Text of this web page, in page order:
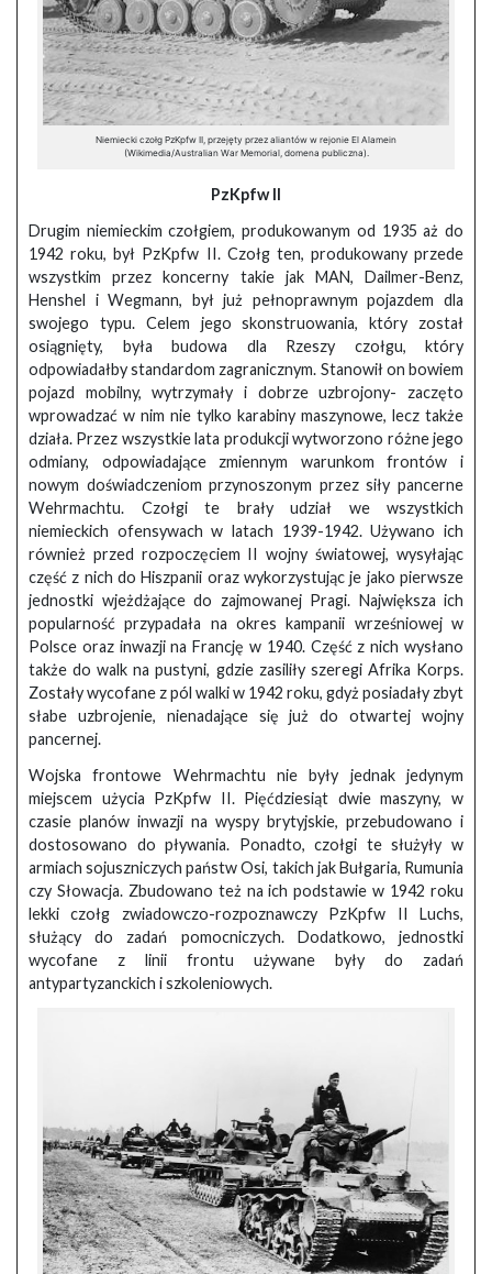
Niemiecki czołg PzKpfw II, przejęty przez aliantów w rejonie El Alamein
(Wikimedia/Australian War Memorial, domena publiczna).
PzKpfw II
Drugim niemieckim czołgiem, produkowanym od 1935 aż do
1942 roku, był PzKpfw II. Czołg ten, produkowany przede
wszystkim przez koncerny takie jak MAN, Dailmer-Benz,
Henshel i Wegmann, był już pełnoprawnym pojazdem dla
swojego typu. Celem jego skonstruowania, który został
osiągnięty, była budowa dla Rzeszy czołgu, który
odpowiadałby standardom zagranicznym. Stanowił on bowiem
pojazd mobilny, wytrzymały i dobrze uzbrojony- zaczęto
wprowadzać w nim nie tylko karabiny maszynowe, lecz także
działa. Przez wszystkie lata produkcji wytworzono różne jego
odmiany, odpowiadające zmiennym warunkom frontów i
nowym doświadczeniom przynoszonym przez siły pancerne
Wehrmachtu. Czołgi te brały udział we wszystkich
niemieckich ofensywach w latach 1939-1942. Używano ich
również przed rozpoczęciem II wojny światowej, wysyłając
część z nich do Hiszpanii oraz wykorzystując je jako pierwsze
jednostki wjeżdżające do zajmowanej Pragi. Największa ich
popularność przypadała na okres kampanii wrześniowej w
Polsce oraz inwazji na Francję w 1940. Część z nich wysłano
także do walk na pustyni, gdzie zasiliły szeregi Afrika Korps.
Zostały wycofane z pól walki w 1942 roku, gdyż posiadały zbyt
słabe uzbrojenie, nienadające się już do otwartej wojny
pancernej.
Wojska frontowe Wehrmachtu nie były jednak jedynym
miejscem użycia PzKpfw II. Pięćdziesiąt dwie maszyny, w
czasie planów inwazji na wyspy brytyjskie, przebudowano i
dostosowano do pływania. Ponadto, czołgi te służyły w
armiach sojuszniczych państw Osi, takich jak Bułgaria, Rumunia
czy Słowacja. Zbudowano też na ich podstawie w 1942 roku
lekki czołg zwiadowczo-rozpoznawczy PzKpfw II Luchs,
służący do zadań pomocniczych. Dodatkowo, jednostki
wycofane z linii frontu używane były do zadań
antypartyzanckich i szkoleniowych.